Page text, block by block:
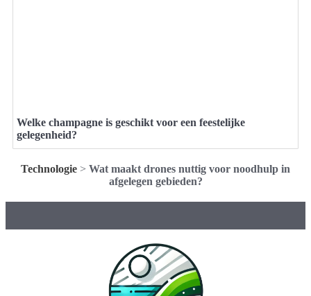
Welke champagne is geschikt voor een feestelijke
gelegenheid?
Technologie > Wat maakt drones nuttig voor noodhulp in
afgelegen gebieden?